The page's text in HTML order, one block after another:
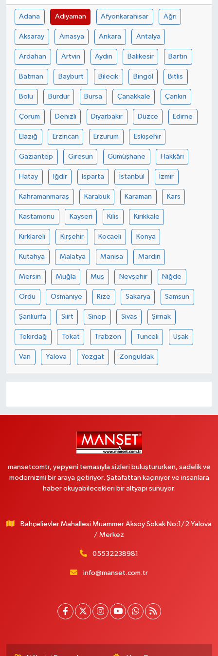
Adana Adıyaman Afyonkarahisar Ağrı
Aksaray Amasya Ankara Antalya
Ardahan Artvin Aydın Balıkesir Bartın
Batman Bayburt Bilecik Bingöl Bitlis
Bolu Burdur Bursa Çanakkale Çankırı
Çorum Denizli Diyarbakır Düzce Edirne
Elazığ Erzincan Erzurum Eskişehir
Gaziantep Giresun Gümüşhane Hakkâri
Hatay Iğdır Isparta İstanbul İzmir
Kahramanmaraş Karabük Karaman Kars
Kastamonu Kayseri Kilis Kırıkkale
Kırklareli Kırşehir Kocaeli Konya
Kütahya Malatya Manisa Mardin
Mersin Muğla Muş Nevşehir Niğde
Ordu Osmaniye Rize Sakarya Samsun
Şanlıurfa Siirt Sinop Sivas Şırnak
Tekirdağ Tokat Trabzon Tunceli Uşak
Van Yalova Yozgat Zonguldak
mansetcomtr, yepyeni temasıyla sizleri buluştururken, sadelik ve
modernizmi bir araya getiriyor. Şatafattan kaçınıyor ve insanlara
haber okuyabilecekleri bir altyapı sunuyor.
Bahçelievler.Mahallesi Muammer Aksoy Sokak No:1/2 Yalova
/ Merkez
05532238981
info@manset.com.tr